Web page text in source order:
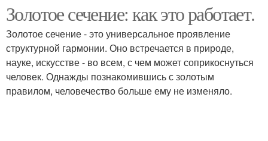
Золотое сечение: как это работает.
Золотое сечение - это универсальное проявление
структурной гармонии. Оно встречается в природе,
науке, искусстве - во всем, с чем может соприкоснуться
человек. Однажды познакомившись с золотым
правилом, человечество больше ему не изменяло.